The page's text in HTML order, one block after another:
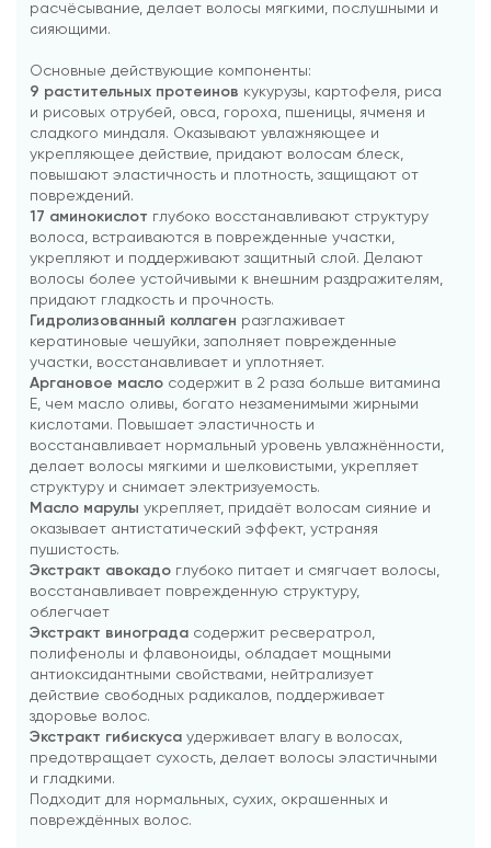
расчёсывание, делает волосы мягкими, послушными и
сияющими.
Основные действующие компоненты:
9 растительных протеинов кукурузы, картофеля, риса
и рисовых отрубей, овса, гороха, пшеницы, ячменя и
сладкого миндаля. Оказывают увлажняющее и
укрепляющее действие, придают волосам блеск,
повышают эластичность и плотность, защищают от
повреждений.
17 аминокислот глубоко восстанавливают структуру
волоса, встраиваются в поврежденные участки,
укрепляют и поддерживают защитный слой. Делают
волосы более устойчивыми к внешним раздражителям,
придают гладкость и прочность.
Гидролизованный коллаген разглаживает
кератиновые чешуйки, заполняет поврежденные
участки, восстанавливает и уплотняет.
Аргановое масло содержит в 2 раза больше витамина
E, чем масло оливы, богато незаменимыми жирными
кислотами. Повышает эластичность и
восстанавливает нормальный уровень увлажнённости,
делает волосы мягкими и шелковистыми, укрепляет
структуру и снимает электризуемость.
Масло марулы укрепляет, придаёт волосам сияние и
оказывает антистатический эффект, устраняя
пушистость.
Экстракт авокадо глубоко питает и смягчает волосы,
восстанавливает поврежденную структуру,
облегчает
Экстракт винограда содержит ресвератрол,
полифенолы и флавоноиды, обладает мощными
антиоксидантными свойствами, нейтрализует
действие свободных радикалов, поддерживает
здоровье волос.
Экстракт гибискуса удерживает влагу в волосах,
предотвращает сухость, делает волосы эластичными
и гладкими.
Подходит для нормальных, сухих, окрашенных и
повреждённых волос.